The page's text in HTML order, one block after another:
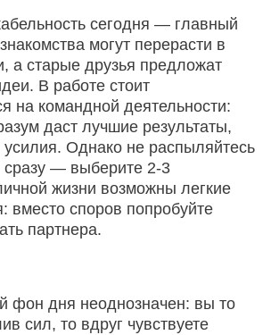
сегодня — главный
могут перерасти в
а старые друзья предложат
В работе стоит
на командной деятельности:
даст лучшие результаты,
Однако не распыляйтесь
сразу — выберите 2-3
жизни возможны легкие
вместо споров попробуйте
партнера.
фон дня неоднозначен: вы то
сил, то вдруг чувствуете